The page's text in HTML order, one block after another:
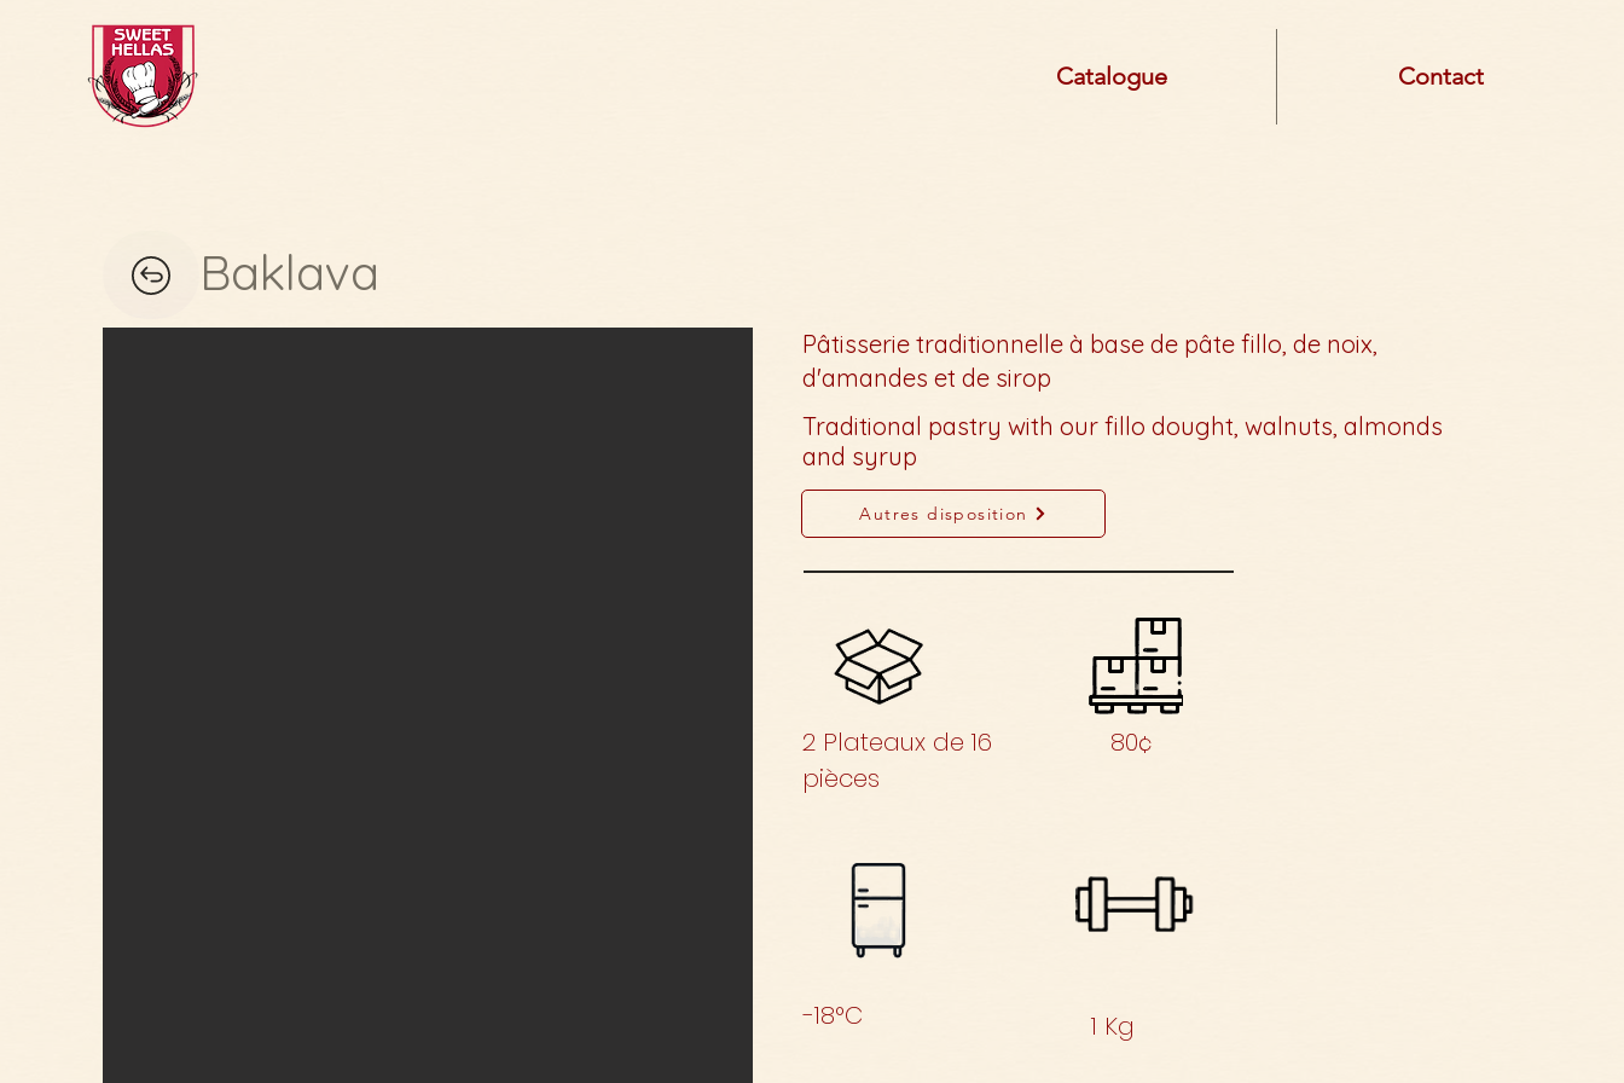
Catalogue Contact
Baklava
Traditional pastry with our fillo dought, walnuts, almonds
and syrup
Pâtisserie traditionnelle à base de pâte fillo, de noix,
d'amandes et de sirop
2 Plateaux de 16
pièces
80¢
-18°C 1 Kg
Autres disposition